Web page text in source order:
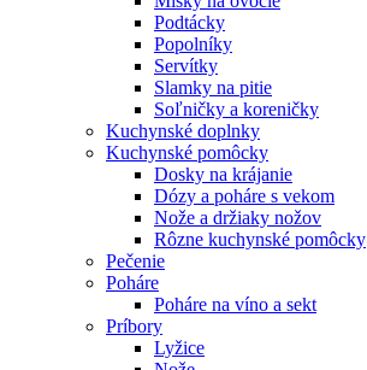
Podtácky
Popolníky
Servítky
Slamky na pitie
Soľničky a koreničky
Kuchynské doplnky
Kuchynské pomôcky
Dosky na krájanie
Dózy a poháre s vekom
Nože a držiaky nožov
Rôzne kuchynské pomôcky
Pečenie
Poháre
Poháre na víno a sekt
Príbory
Lyžice